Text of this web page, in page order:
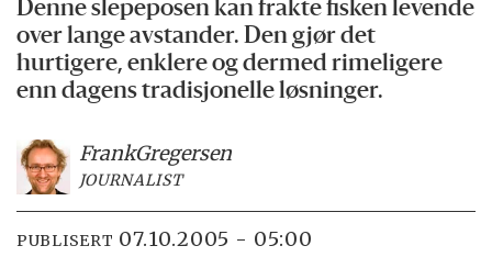
Denne slepeposen kan frakte fisken levende
over lange avstander. Den gjør det
hurtigere, enklere og dermed rimeligere
enn dagens tradisjonelle løsninger.
FrankGregersen
JOURNALIST
PUBLISERT 07.10.2005 - 05:00